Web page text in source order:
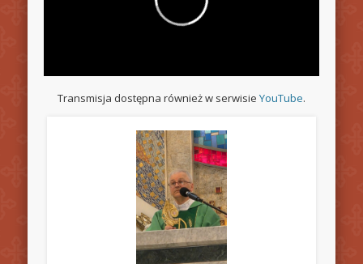
Transmisja dostępna również w serwisie YouTube.